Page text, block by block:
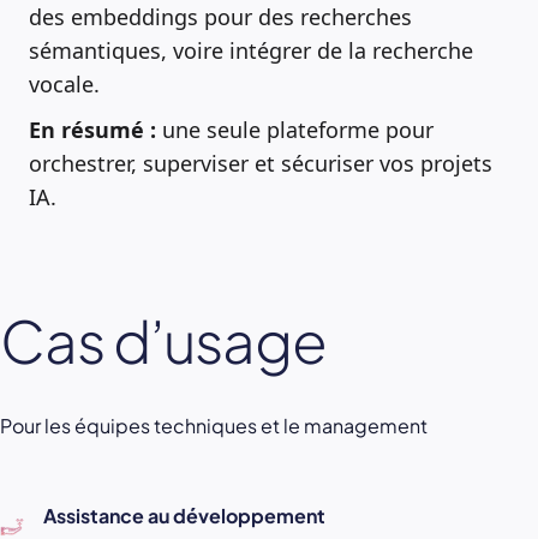
des embeddings pour des recherches
sémantiques, voire intégrer de la recherche
vocale.
En résumé : une seule plateforme pour
orchestrer, superviser et sécuriser vos projets
IA.
Cas d’usage
Pour les équipes techniques et le management
Assistance au développement